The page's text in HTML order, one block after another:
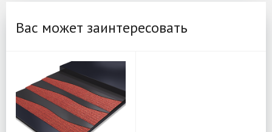
Вас может заинтересовать